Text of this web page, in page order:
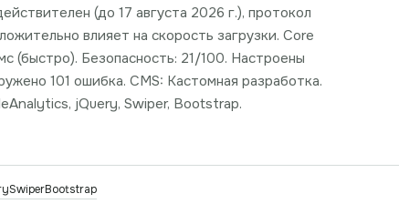
(до 17 августа 2026 г.), протокол
влияет на скорость загрузки. Core
(быстро). Безопасность: 21/100. Настроены
101 ошибка. CMS: Кастомная разработка.
jQuery, Swiper, Bootstrap.
SwiperBootstrap